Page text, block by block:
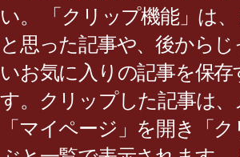
い。 「クリップ機能」は
と思った記事や、後から
いお気に入りの記事を保存
す。クリップした記事は、
「マイページ」を開き「